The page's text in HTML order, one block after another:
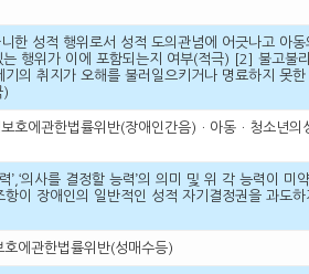
한 성적 행위로서 성적 도의관념에 어긋나고 아
행위가 이에 포함되는지 여부(적극) [2] 불고불
의 취지가 오해를 불러일으키거나 명료하지 못한
)
에관한법률위반(장애인간음)ㆍ아동ㆍ청소년의
의사를 결정할 능력’의 의미 및 위 각 능력이 미
이 장애인의 일반적인 성적 자기결정권을 과도하
에관한법률위반(성매수등)